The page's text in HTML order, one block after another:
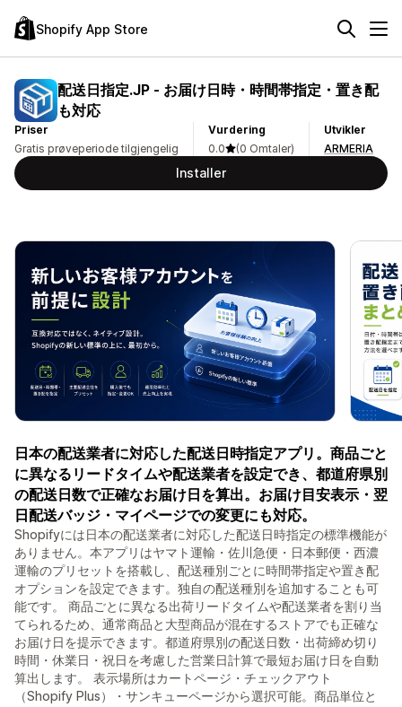
Shopify App Store
配送日指定.JP ‑ お届け日時・時間帯指定・置き配
も対応
Priser
Gratis prøveperiode tilgjengelig
Vurdering
0.0
(0 Omtaler)
Utvikler
ARMERIA
Installer
日本の配送業者に対応した配送日時指定アプリ。商品ごと
に異なるリードタイムや配送業者を設定でき、都道府県別
の配送日数で正確なお届け日を算出。お届け目安表示・翌
日配送バッジ・マイページでの変更にも対応。
Shopifyには日本の配送業者に対応した配送日時指定の標準機能が
ありません。本アプリはヤマト運輸・佐川急便・日本郵便・西濃
運輸のプリセットを搭載し、配送種別ごとに時間帯指定や置き配
オプションを設定できます。独自の配送種別を追加することも可
能です。 商品ごとに異なる出荷リードタイムや配送業者を割り当
てられるため、通常商品と大型商品が混在するストアでも正確な
お届け日を提示できます。都道府県別の配送日数・出荷締め切り
時間・休業日・祝日を考慮した営業日計算で最短お届け日を自動
算出します。 表示場所はカートページ・チェックアウト
（Shopify Plus）・サンキューページから選択可能。商品単位と